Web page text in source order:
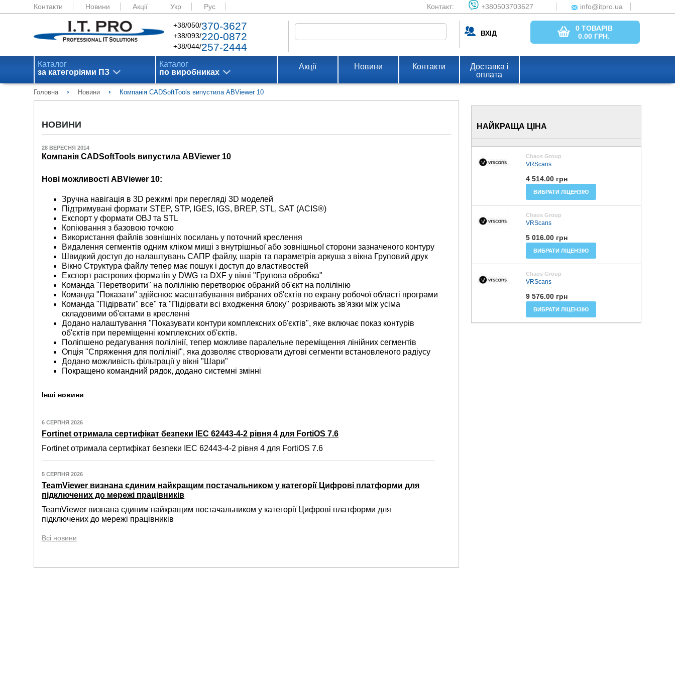
Контакти Новини Акції Укр Рус Контакт: +380503703627 info@itpro.ua
+38/050/370-3627
+38/093/220-0872
+38/044/257-2444
ВХІД
0 ТОВАРІВ
0.00 ГРН.
Каталог
за категоріями ПЗ
Каталог
по виробниках
Акції Новини Контакти
Доставка і
оплата
Головна › Новини › Компанія CADSoftTools випустила ABViewer 10
НОВИНИ
28 ВЕРЕСНЯ 2014
Компанія CADSoftTools випустила ABViewer 10
Нові можливості ABViewer 10:
Зручна навігація в 3D режимі при перегляді 3D моделей
Підтримувані формати STEP, STP, IGES, IGS, BREP, STL, SAT (ACIS®)
Експорт у формати OBJ та STL
Копіювання з базовою точкою
Використання файлів зовнішніх посилань у поточний креслення
Видалення сегментів одним кліком миші з внутрішньої або зовнішньої сторони зазначеного контуру
Швидкий доступ до налаштувань САПР файлу, шарів та параметрів аркуша з вікна Груповий друк
Вікно Структура файлу тепер має пошук і доступ до властивостей
Експорт растрових форматів у DWG та DXF у вікні "Групова обробка"
Команда "Перетворити" на полілінію перетворює обраний об'єкт на полілінію
Команда "Показати" здійснює масштабування вибраних об'єктів по екрану робочої області програми
Команда "Підірвати" все" та "Підірвати всі входження блоку" розривають зв'язки між усіма
складовими об'єктами в кресленні
Додано налаштування "Показувати контури комплексних об'єктів", яке включає показ контурів
об'єктів при переміщенні комплексних об'єктів.
Поліпшено редагування полілінії, тепер можливе паралельне переміщення лінійних сегментів
Опція "Спряження для полілінії", яка дозволяє створювати дугові сегменти встановленого радіусу
Додано можливість фільтрації у вікні "Шари"
Покращено командний рядок, додано системні змінні
Інші новини
6 СЕРПНЯ 2026
Fortinet отримала сертифікат безпеки IEC 62443-4-2 рівня 4 для FortiOS 7.6
Fortinet отримала сертифікат безпеки IEC 62443-4-2 рівня 4 для FortiOS 7.6
5 СЕРПНЯ 2026
TeamViewer визнана єдиним найкращим постачальником у категорії Цифрові платформи для
підключених до мережі працівників
TeamViewer визнана єдиним найкращим постачальником у категорії Цифрові платформи для
підключених до мережі працівників
Всі новини
НАЙКРАЩА ЦІНА
Chaos Group
VRScans
4 514.00 грн
ВИБРАТИ ЛІЦЕНЗІЮ
Chaos Group
VRScans
5 016.00 грн
ВИБРАТИ ЛІЦЕНЗІЮ
Chaos Group
VRScans
9 576.00 грн
ВИБРАТИ ЛІЦЕНЗІЮ